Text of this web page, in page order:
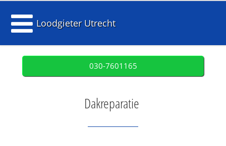
Loodgieter Utrecht
030-7601165
Dakreparatie